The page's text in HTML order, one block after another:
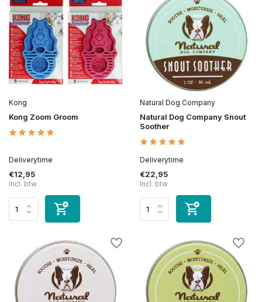
Kong
Kong Zoom Groom
Deliverytime
€12,95
Incl. btw
Natural Dog Company
Natural Dog Company Snout
Soother
Deliverytime
€22,95
Incl. btw